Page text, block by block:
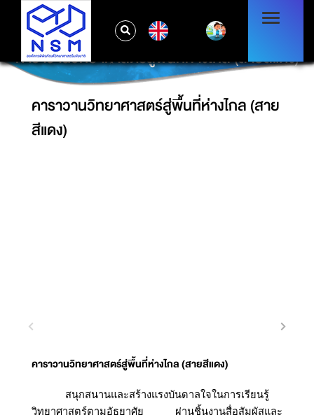
คาราวานวิทยาศาสตร์สู่พื้นที่ห่างไกล (สายสีแดง)
คาราวานวิทยาศาสตร์สู่พื้นที่ห่างไกล (สาย
สีแดง)
คาราวานวิทยาศาสตร์สู่พื้นที่ห่างไกล (สายสีแดง)
สนุกสนานและสร้างแรงบันดาลใจในการเรียนรู้
วิทยาศาสตร์ตามอัธยาศัย ผ่านชิ้นงานสื่อสัมผัสและ